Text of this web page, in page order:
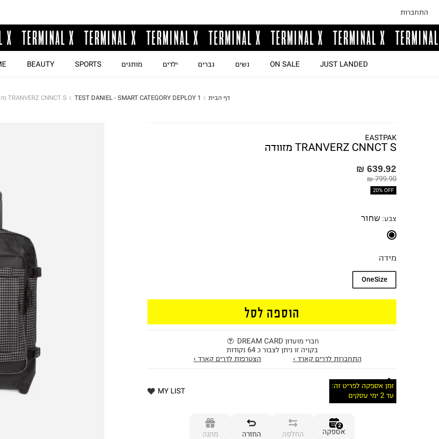
התחברות
JUST LANDED
ON SALE נשים גברים ילדים מותגים SPORTS
BEAUTY
דף הבית TEST DANIEL - SMART CATEGORY DEPLOY 1 TRANVERZ CNNCT S מזוודה
EASTPAK
TRANVERZ CNNCT S מזוודה
639.92 ₪
799.90 ₪
20% OFF
צבע: שחור
מידה
OneSize
הוספה לסל
חברי מועדון DREAM CARD
בקניה זו ניתן לצבור כ 64 נקודות
התחברות לדרים קארד ›
הצטרפות לדרים קארד ›
זמן אספקה לפריט זה:
עד 2 ימי עסקים
MY LIST
2
אספקה החלפה החזרה מתנה